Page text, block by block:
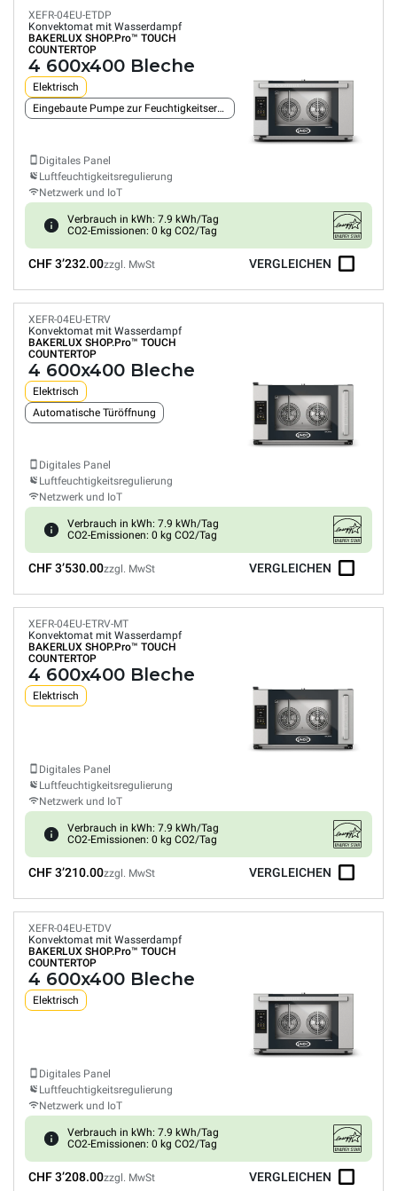
XEFR-04EU-ETDP
Konvektomat mit Wasserdampf
BAKERLUX SHOP.Pro™ TOUCH
COUNTERTOP
4 600x400 Bleche
Elektrisch
Eingebaute Pumpe zur Feuchtigkeitserzeugung
Digitales Panel
Luftfeuchtigkeitsregulierung
Netzwerk und IoT
Verbrauch in kWh: 7.9 kWh/Tag
CO2-Emissionen: 0 kg CO2/Tag
CHF 3’232.00zzgl. MwSt VERGLEICHEN
XEFR-04EU-ETRV
Konvektomat mit Wasserdampf
BAKERLUX SHOP.Pro™ TOUCH
COUNTERTOP
4 600x400 Bleche
Elektrisch
Automatische Türöffnung
Digitales Panel
Luftfeuchtigkeitsregulierung
Netzwerk und IoT
Verbrauch in kWh: 7.9 kWh/Tag
CO2-Emissionen: 0 kg CO2/Tag
CHF 3’530.00zzgl. MwSt VERGLEICHEN
XEFR-04EU-ETRV-MT
Konvektomat mit Wasserdampf
BAKERLUX SHOP.Pro™ TOUCH
COUNTERTOP
4 600x400 Bleche
Elektrisch
Digitales Panel
Luftfeuchtigkeitsregulierung
Netzwerk und IoT
Verbrauch in kWh: 7.9 kWh/Tag
CO2-Emissionen: 0 kg CO2/Tag
CHF 3’210.00zzgl. MwSt VERGLEICHEN
XEFR-04EU-ETDV
Konvektomat mit Wasserdampf
BAKERLUX SHOP.Pro™ TOUCH
COUNTERTOP
4 600x400 Bleche
Elektrisch
Digitales Panel
Luftfeuchtigkeitsregulierung
Netzwerk und IoT
Verbrauch in kWh: 7.9 kWh/Tag
CO2-Emissionen: 0 kg CO2/Tag
CHF 3’208.00zzgl. MwSt VERGLEICHEN